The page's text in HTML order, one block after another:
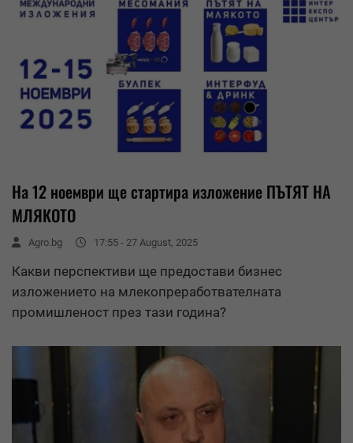
На 12 ноември ще стартира изложение ПЪТЯТ НА
МЛЯКОТО
Agro.bg 17:55 - 27 August, 2025
Какви перспективи ще предостави бизнес
изложението на млекопреработвателната
промишленост през тази година?